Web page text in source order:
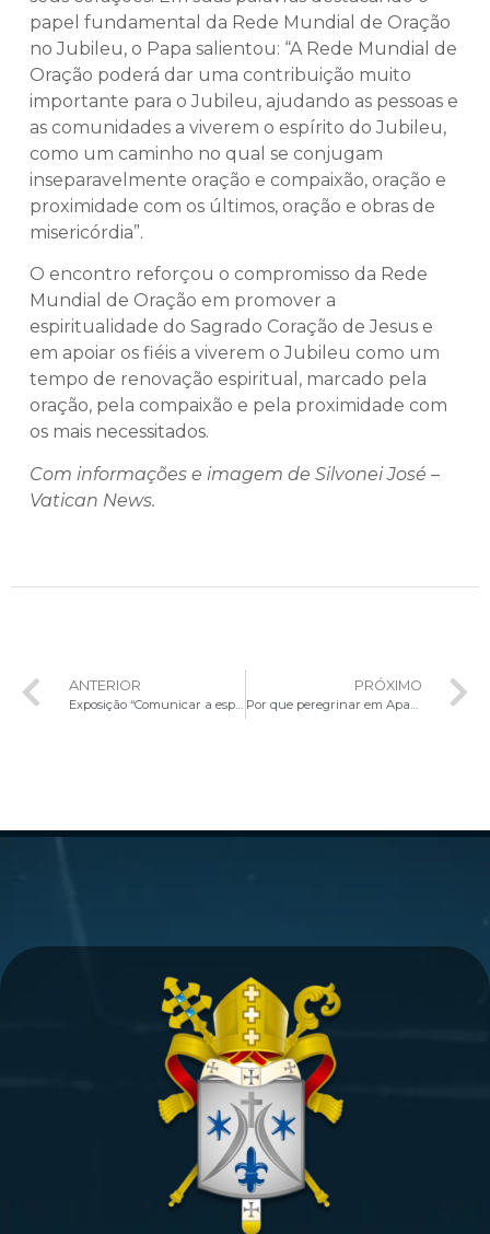
papel fundamental da Rede Mundial de Oração
no Jubileu, o Papa salientou: “A Rede Mundial de
Oração poderá dar uma contribuição muito
importante para o Jubileu, ajudando as pessoas e
as comunidades a viverem o espírito do Jubileu,
como um caminho no qual se conjugam
inseparavelmente oração e compaixão, oração e
proximidade com os últimos, oração e obras de
misericórdia”.
O encontro reforçou o compromisso da Rede
Mundial de Oração em promover a
espiritualidade do Sagrado Coração de Jesus e
em apoiar os fiéis a viverem o Jubileu como um
tempo de renovação espiritual, marcado pela
oração, pela compaixão e pela proximidade com
os mais necessitados.
Com informações e imagem de Silvonei José –
Vatican News.
ANTERIOR
Exposição “Comunicar a esperança: outra informação é possível” destaca Jubileu da Comunicação no Vaticano
PRÓXIMO
Por que peregrinar em Aparecida do Norte durante o Ano Jubilar?